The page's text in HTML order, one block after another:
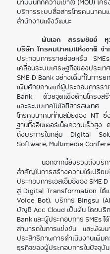
นามบันทึกความเข้าใจ (MOU) โ
บริการระบบสื่อสารโทรคมนา
สำนักงานแจ้งวัฒนะ
พันเอก สรรพชัยย์ หุ
บริษัท โทรคมนาคมแห่งชาติ จ
ประกอบการรายย่อยหรือ
เคลื่อนระบบเศรษฐกิจของปร
SME D Bank อย่างเต็มที่ในการ
เพิ่มศักยภาพแก่ผู้ประกอบการ
Bank ด้วยจุดแข็งด้านโครงสร้
และระบบเทคโนโลยีสารสน
โทรคมนาคมที่ทันสมัยของ NT ซึ่
ฐานทั้งอินเตอร์เน็ตความเร็วสูง
ถึงบริการในกลุ่ม Digital
Software, Multimedia
นอกจากนี้ยังรวมถึงบริก
สำคัญในการสร้างความได้เปรีย
ประกอบการเอสเอ็มอีของ SME
สู่ Digital Transformation ได้
Voice Bot), บริการ Bingsu
บัญชี Acc Cloud เป็นต้น โดยบริก
Bank และผู้ประกอบการ SMEs
สามารถในการแข่งขัน และพัฒ
ประสิทธิภาพการดำเนินงานเพิ่ม
ธุรกิจของผู้ประกอบการในปัจจุบั